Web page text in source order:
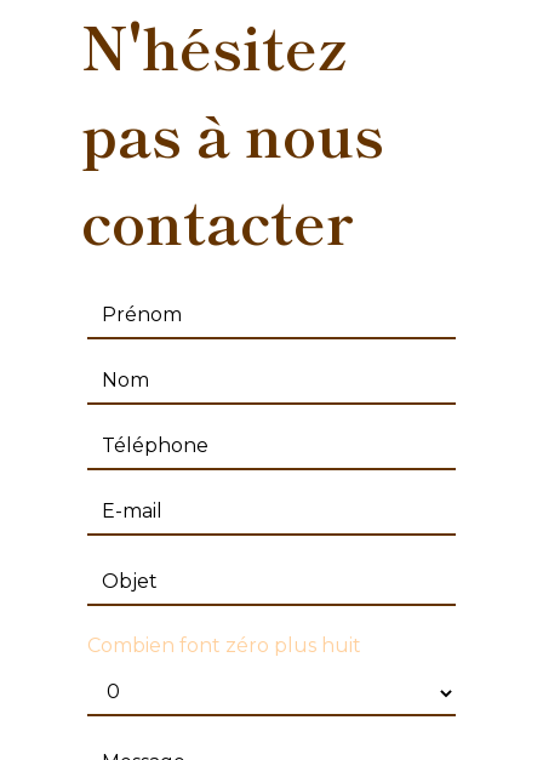
N'hésitez
pas à nous
contacter
Combien font zéro plus huit